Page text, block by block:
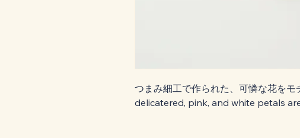
つまみ細工で作られた、可憐な花をモ
delicatered, pink, and white petals